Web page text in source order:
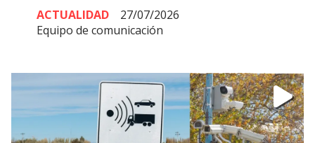
Equipo de comunicación
ACTUALIDAD 27/07/2026